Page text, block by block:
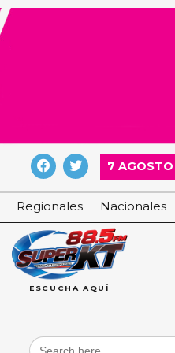
7
Regionales Nacionales
ESCUCHA AQUÍ
Search